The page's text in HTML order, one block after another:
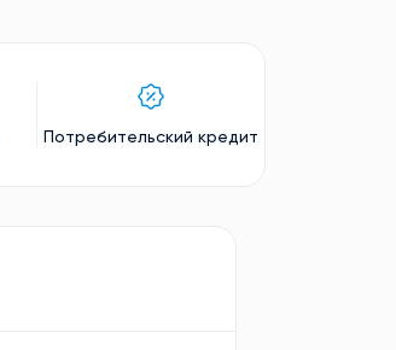
Потребительский кредит